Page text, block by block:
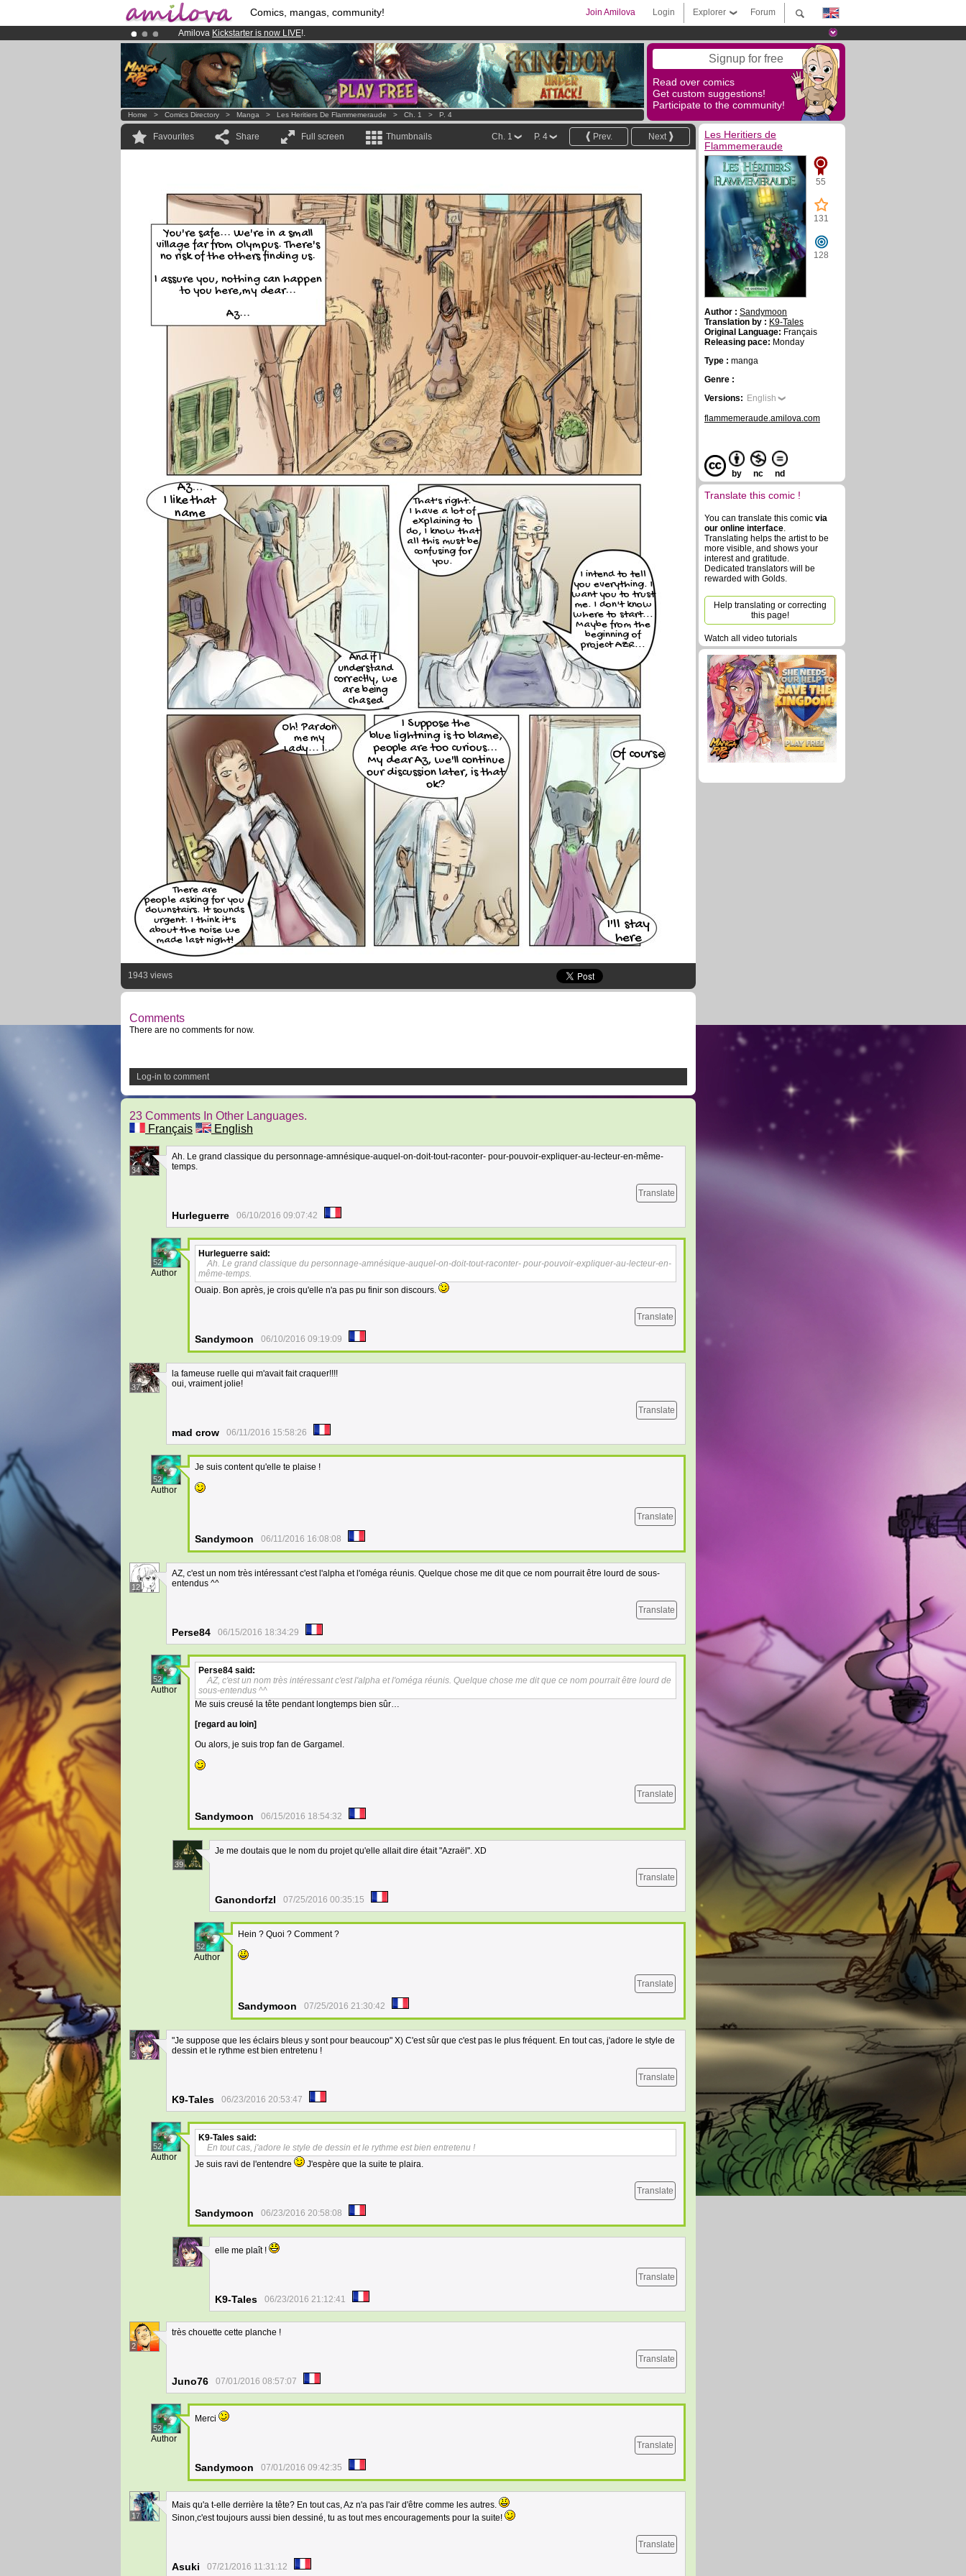
Comics, mangas, community! Forum
Explorer
Login
Join Amilova
Amilova Kickstarter is now LIVE!.
Premium membership from3.95 eurosper month !Get membership now
Already 134393membersand 1208 comics & mangas!. Signup for free
Read over comics
Get custom suggestions!
Participate to the community!
Home > Comics Directory > Manga > Les Heritiers De Flammemeraude > Ch. 1 > P. 4
Favourites Share Full screen Thumbnails Next
Prev.
P. 4
Ch. 1
You're safe... We're in a small
village far from Olympus. There's
no risk of the others finding us.
I assure you, nothing can happen
to you here,my dear...
Az...
Az...
I like that
name
And if I
understand
correctly, we
are being
chased
That's right.
I have a lot of
explaining to
do, I know that
all this must be
confusing for
you.
I intend to tell
you everything. I
want you to trust
me. I don't know
where to start...
Maybe from the
beginning of
project AZR...
Oh! Pardon
me my
Lady... I...
There are
people asking for you
downstairs. It sounds
urgent. I think it's
about the noise we
made last night!
I Suppose the
blue lightning is to blame,
people are too curious...
My dear Az, we'll continue
our discussion later, is that
ok?
Of course
I'll stay
here
1943 views
Comments
There are no comments for now.
Log-in to comment
23 Comments In Other Languages.
Français
English
34
Ah. Le grand classique du personnage-amnésique-auquel-on-doit-tout-raconter- pour-pouvoir-expliquer-au-lecteur-en-même-
temps.
Translate
Hurleguerre 06/10/2016 09:07:42
52
Author
Hurleguerre said:
Ah. Le grand classique du personnage-amnésique-auquel-on-doit-tout-raconter- pour-pouvoir-expliquer-au-lecteur-en-
même-temps.
Ouaip. Bon après, je crois qu'elle n'a pas pu finir son discours.
Translate
Sandymoon 06/10/2016 09:19:09
37
la fameuse ruelle qui m'avait fait craquer!!!!
oui, vraiment jolie!
Translate
mad crow 06/11/2016 15:58:26
52
Author
Je suis content qu'elle te plaise !
Translate
Sandymoon 06/11/2016 16:08:08
12
AZ, c'est un nom très intéressant c'est l'alpha et l'oméga réunis. Quelque chose me dit que ce nom pourrait être lourd de sous-
entendus ^^
Translate
Perse84 06/15/2016 18:34:29
52
Author
Perse84 said:
AZ, c'est un nom très intéressant c'est l'alpha et l'oméga réunis. Quelque chose me dit que ce nom pourrait être lourd de
sous-entendus ^^
Me suis creusé la tête pendant longtemps bien sûr…
[regard au loin]
Ou alors, je suis trop fan de Gargamel.
Translate
Sandymoon 06/15/2016 18:54:32
39
Je me doutais que le nom du projet qu'elle allait dire était "Azraël". XD
Translate
Ganondorfzl 07/25/2016 00:35:15
52
Author
Hein ? Quoi ? Comment ?
Translate
Sandymoon 07/25/2016 21:30:42
3
"Je suppose que les éclairs bleus y sont pour beaucoup" X) C'est sûr que c'est pas le plus fréquent. En tout cas, j'adore le style de
dessin et le rythme est bien entretenu !
Translate
K9-Tales 06/23/2016 20:53:47
52
Author
K9-Tales said:
En tout cas, j'adore le style de dessin et le rythme est bien entretenu !
Je suis ravi de l'entendre
J'espère que la suite te plaira.
Translate
Sandymoon 06/23/2016 20:58:08
3
elle me plaît !
Translate
K9-Tales 06/23/2016 21:12:41
2
très chouette cette planche !
Translate
Juno76 07/01/2016 08:57:07
52
Author
Merci
Translate
Sandymoon 07/01/2016 09:42:35
17
Mais qu'a t-elle derrière la tête? En tout cas, Az n'a pas l'air d'être comme les autres.
Sinon,c'est toujours aussi bien dessiné, tu as tout mes encouragements pour la suite!
Translate
Asuki 07/21/2016 11:31:12
Les Heritiers de
Flammemeraude
55
131
128
Author : Sandymoon
Translation by : K9-Tales
Original Language: Français
Releasing pace: Monday
Type : manga
Genre :
Versions: English
flammemeraude.amilova.com
by nc nd
Translate this comic !
You can translate this comic via
our online interface.
Translating helps the artist to be
more visible, and shows your
interest and gratitude.
Dedicated translators will be
rewarded with Golds.
Help translating or correcting
this page!
Watch all video tutorials